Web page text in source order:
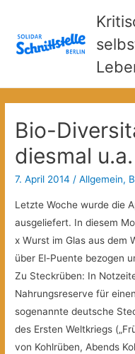
Bio-
diesmal
7. April 2014 /Allgemein,
Letzte Woche wurde die
ausgeliefert. In diesem
x Wurst im Glas aus dem
über El-Puente bezogen
Zu Steckrüben: In
Nahrungsreserve für
sogenannte deutsche
des Ersten Weltkriegs
von Kohlrüben, Abends